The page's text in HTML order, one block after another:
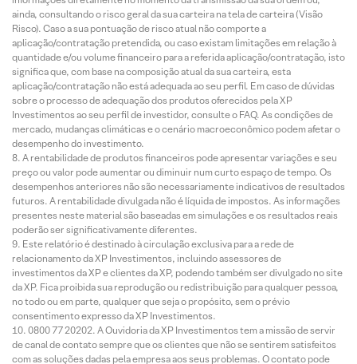
ainda, consultando o risco geral da sua carteira na tela de carteira (Visão
Risco). Caso a sua pontuação de risco atual não comporte a
aplicação/contratação pretendida, ou caso existam limitações em relação à
quantidade e/ou volume financeiro para a referida aplicação/contratação, isto
significa que, com base na composição atual da sua carteira, esta
aplicação/contratação não está adequada ao seu perfil. Em caso de dúvidas
sobre o processo de adequação dos produtos oferecidos pela XP
Investimentos ao seu perfil de investidor, consulte o FAQ. As condições de
mercado, mudanças climáticas e o cenário macroeconômico podem afetar o
desempenho do investimento.
A rentabilidade de produtos financeiros pode apresentar variações e seu
preço ou valor pode aumentar ou diminuir num curto espaço de tempo. Os
desempenhos anteriores não são necessariamente indicativos de resultados
futuros. A rentabilidade divulgada não é líquida de impostos. As informações
presentes neste material são baseadas em simulações e os resultados reais
poderão ser significativamente diferentes.
Este relatório é destinado à circulação exclusiva para a rede de
relacionamento da XP Investimentos, incluindo assessores de
investimentos da XP e clientes da XP, podendo também ser divulgado no site
da XP. Fica proibida sua reprodução ou redistribuição para qualquer pessoa,
no todo ou em parte, qualquer que seja o propósito, sem o prévio
consentimento expresso da XP Investimentos.
0800 77 20202. A Ouvidoria da XP Investimentos tem a missão de servir
de canal de contato sempre que os clientes que não se sentirem satisfeitos
com as soluções dadas pela empresa aos seus problemas. O contato pode